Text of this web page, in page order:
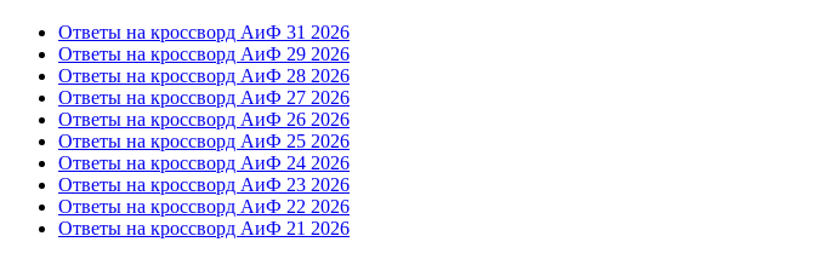
Ответы на кроссворд АиФ 31 2026
Ответы на кроссворд АиФ 29 2026
Ответы на кроссворд АиФ 28 2026
Ответы на кроссворд АиФ 27 2026
Ответы на кроссворд АиФ 26 2026
Ответы на кроссворд АиФ 25 2026
Ответы на кроссворд АиФ 24 2026
Ответы на кроссворд АиФ 23 2026
Ответы на кроссворд АиФ 22 2026
Ответы на кроссворд АиФ 21 2026